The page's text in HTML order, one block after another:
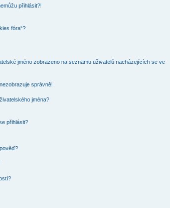
přihlásit?!
fóra“?
jméno zobrazeno na seznamu uživatelů nacházejících se ve
správně!
jména?
přihlásit?